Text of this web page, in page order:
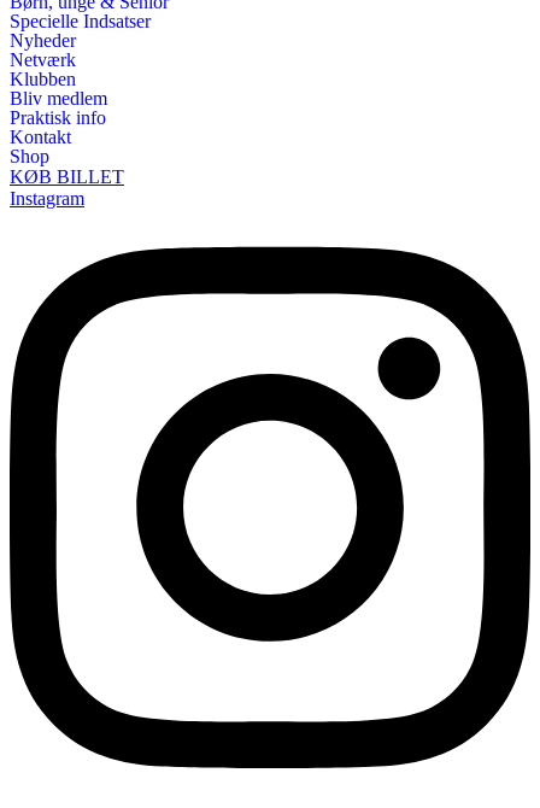
Specielle Indsatser
Nyheder
Netværk
Klubben
Bliv medlem
Praktisk info
Kontakt
Shop
KØB BILLET
Instagram